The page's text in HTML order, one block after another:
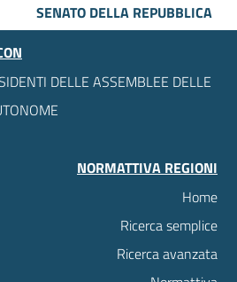
SENATO DELLA REPUBBLICA
DELLE ASSEMBLEE DELLE
NORMATTIVA REGIONI
Home
Ricerca semplice
Ricerca avanzata